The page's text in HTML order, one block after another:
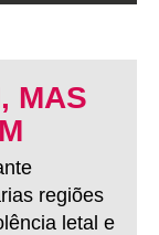
MAS
regiões
letal e